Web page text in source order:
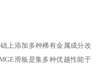
上添加多种稀有金属成分改
滑板是集多种优越性能于